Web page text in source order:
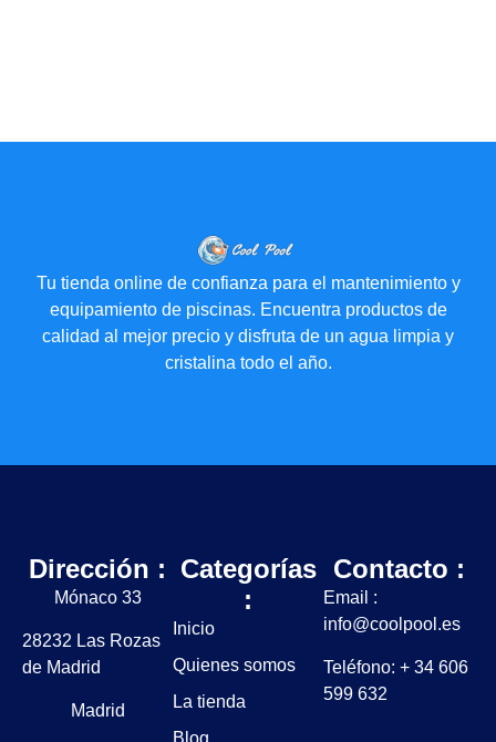
Tu tienda online de confianza para el mantenimiento y
equipamiento de piscinas. Encuentra productos de
calidad al mejor precio y disfruta de un agua limpia y
cristalina todo el año.
Dirección :
Mónaco 33
28232 Las Rozas
de Madrid
Madrid
Categorías
:
Inicio
Quienes somos
La tienda
Contacto :
Email :
info@coolpool.es
Teléfono: + 34 606
599 632